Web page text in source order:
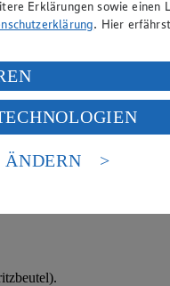
Erklärungen sowie einen
. Hier
durch Facebook und
des Art. 49 Abs. 1 Satz 1 lit.
EuGH sieht die USA als
Datenschutzniveau an. Es